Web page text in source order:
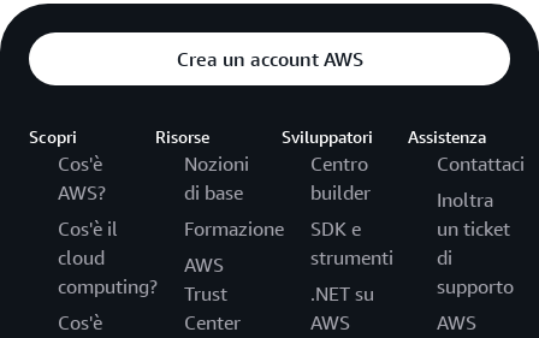
Crea un account AWS
Scopri
Cos'è
AWS?
Cos'è il
cloud
computing?
Cos'è
Risorse
Nozioni
di base
Formazione
AWS
Trust
Center
Sviluppatori
Centro
builder
SDK e
strumenti
.NET su
AWS
Assistenza
Contattaci
Inoltra
un ticket
di
supporto
AWS